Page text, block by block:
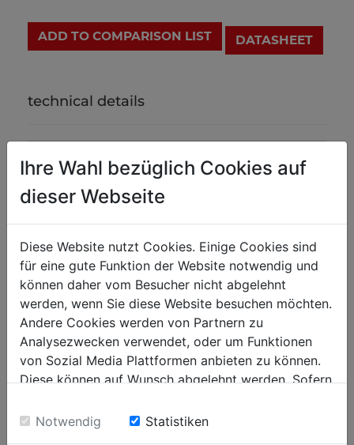
ADD TO COMPARISON LIST DATASHEET
technical details
gross weight in kg
packaging
packaging height in mm
packaging width in mm
87
packaging length in mm
245
general data
Ihre Wahl bezüglich Cookies auf
dieser Webseite
Diese Website nutzt Cookies. Einige Cookies sind
für eine gute Funktion der Website notwendig und
können daher vom Besucher nicht abgelehnt
werden, wenn Sie diese Website besuchen möchten.
Andere Cookies werden von Partnern zu
Analysezwecken verwendet, oder um Funktionen
von Sozial Media Plattformen anbieten zu können.
Diese können auf Wunsch abgelehnt werden. Sofern
Einwilligung zu unseren Cookies.
Notwendig Statistiken